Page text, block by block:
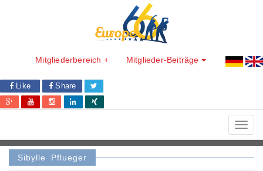
Mitgliederbereich + Mitglieder-Beiträge
Like Share
Sibylle Pflueger